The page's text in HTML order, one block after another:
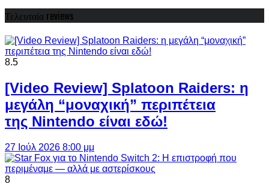
Τελευταία reviews
8.5
[Video Review] Splatoon Raiders: η
μεγάλη “μοναχική” περιπέτεια
της Nintendo είναι εδώ!
27 Ιούλ 2026 8:00 μμ
8